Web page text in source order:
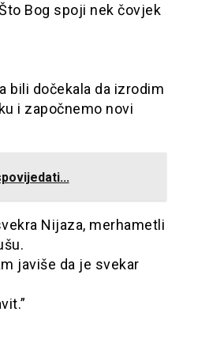
Bog spoji nek čovjek
bili dočekala da izrodim
i započnemo novi
Nijaza, merhametli
javiše da je svekar